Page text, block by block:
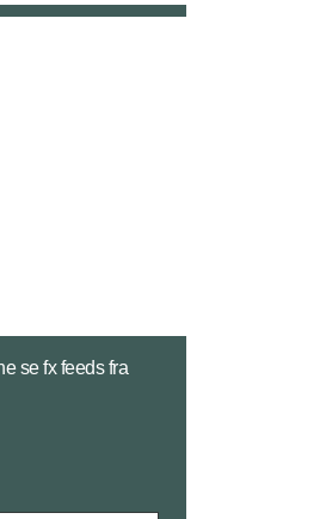
se fx feeds fra